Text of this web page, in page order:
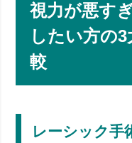
視力が悪す
したい方の
較
レーシック手